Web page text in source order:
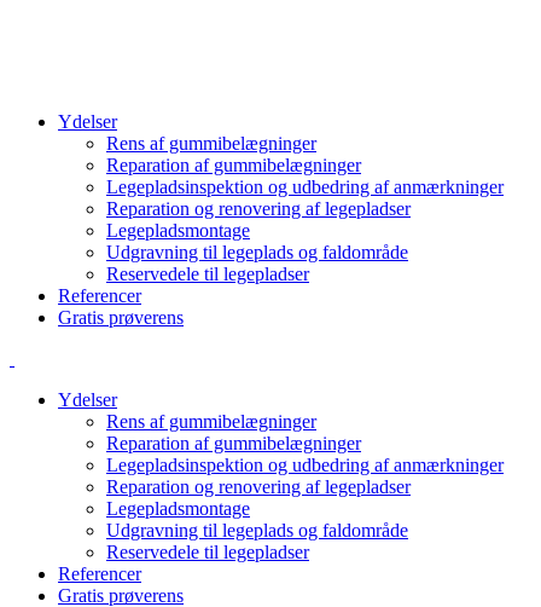
Ydelser
Rens af gummibelægninger
Reparation af gummibelægninger
Legepladsinspektion og udbedring af anmærkninger
Reparation og renovering af legepladser
Legepladsmontage
Udgravning til legeplads og faldområde
Reservedele til legepladser
Referencer
Gratis prøverens
Ydelser
Rens af gummibelægninger
Reparation af gummibelægninger
Legepladsinspektion og udbedring af anmærkninger
Reparation og renovering af legepladser
Legepladsmontage
Udgravning til legeplads og faldområde
Reservedele til legepladser
Referencer
Gratis prøverens